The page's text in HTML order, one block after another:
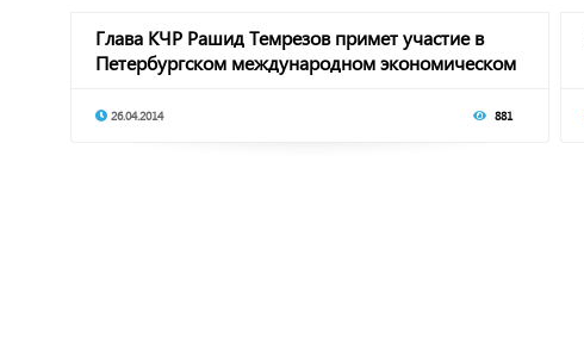
Глава КЧР Рашид Темрезов примет участие в
Петербургском международном экономическом
26.04.2014 881